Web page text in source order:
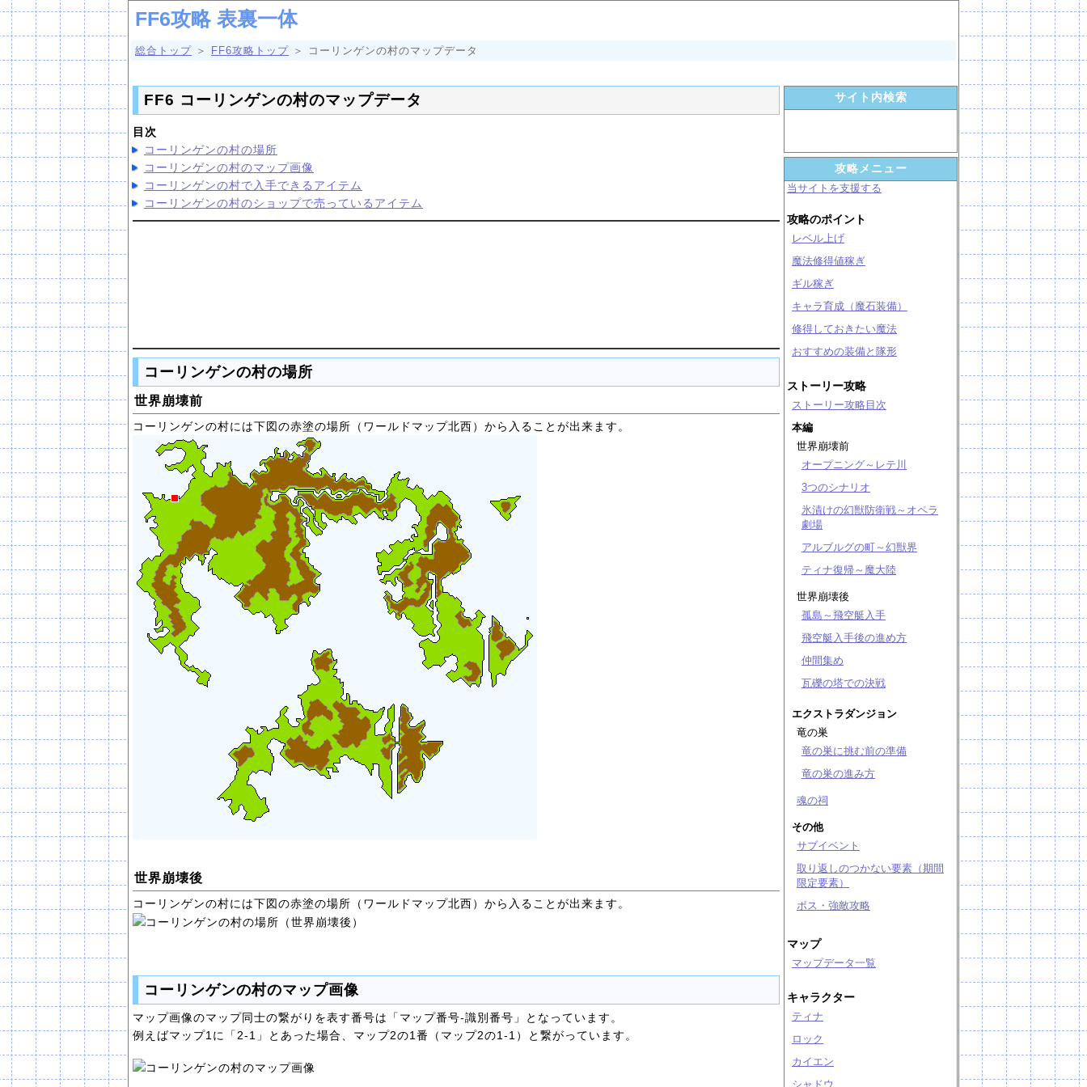
FF6攻略 表裏一体
総合トップ ＞ FF6攻略トップ ＞ コーリンゲンの村のマップデータ
FF6 コーリンゲンの村のマップデータ
目次
コーリンゲンの村の場所
コーリンゲンの村のマップ画像
コーリンゲンの村で入手できるアイテム
コーリンゲンの村のショップで売っているアイテム
コーリンゲンの村の場所
世界崩壊前
コーリンゲンの村には下図の赤塗の場所（ワールドマップ北西）から入ることが出来ます。
世界崩壊後
コーリンゲンの村には下図の赤塗の場所（ワールドマップ北西）から入ることが出来ます。
コーリンゲンの村のマップ画像
マップ画像のマップ同士の繋がりを表す番号は「マップ番号-識別番号」となっています。
例えばマップ1に「2-1」とあった場合、マップ2の1番（マップ2の1-1）と繋がっています。
サイト内検索
攻略メニュー
当サイトを支援する
攻略のポイント
レベル上げ
魔法修得値稼ぎ
ギル稼ぎ
キャラ育成（魔石装備）
修得しておきたい魔法
おすすめの装備と隊形
ストーリー攻略
ストーリー攻略目次
本編
世界崩壊前
オープニング～レテ川
3つのシナリオ
氷漬けの幻獣防衛戦～オペラ
劇場
アルブルグの町～幻獣界
ティナ復帰～魔大陸
世界崩壊後
孤島～飛空艇入手
飛空艇入手後の進め方
仲間集め
瓦礫の塔での決戦
エクストラダンジョン
竜の巣
竜の巣に挑む前の準備
竜の巣の進み方
魂の祠
その他
サブイベント
取り返しのつかない要素（期間
限定要素）
ボス・強敵攻略
マップ
マップデータ一覧
キャラクター
ティナ
ロック
カイエン
シャドウ